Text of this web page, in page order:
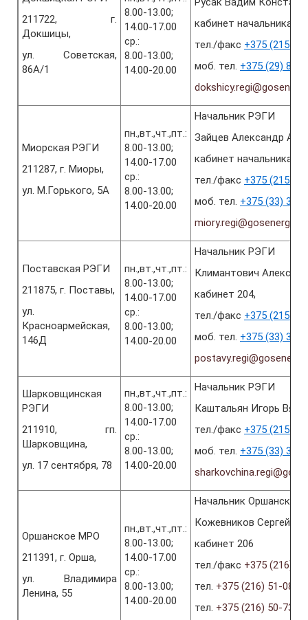
211722, г.
Докшицы,
ул. Советская,
86А/1
8.00-13.00;
14.00-17.00
ср.:
8.00-13.00;
14.00-20.00
кабинет начальника
тел./факс +375 (2157)
моб. тел. +375 (29)
Миорская РЭГИ
211287, г. Миоры,
ул. М.Горького, 5А
пн.,вт.,чт.,пт.:
8.00-13.00;
14.00-17.00
ср.:
8.00-13.00;
14.00-20.00
Начальник РЭГИ
Зайцев Александр
кабинет начальника
тел./факс +375 (2152)
моб. тел. +375 (33)
Поставская РЭГИ
211875, г. Поставы,
ул.
Красноармейская,
146Д
пн.,вт.,чт.,пт.:
8.00-13.00;
14.00-17.00
ср.:
8.00-13.00;
14.00-20.00
Начальник РЭГИ
Климантович
кабинет 204,
тел./факс +375 (2155)
моб. тел. +375 (33)
Шарковщинская
РЭГИ
211910, гп.
Шарковщина,
ул. 17 сентября, 78
пн.,вт.,чт.,пт.:
8.00-13.00;
14.00-17.00
ср.:
8.00-13.00;
14.00-20.00
Начальник РЭГИ
Каштальян Игорь
тел./факс +375 (2154)
моб. тел. +375 (33)
Оршанское МРО
211391, г. Орша,
ул. Владимира
Ленина, 55
пн.,вт.,чт.,пт.:
8.00-13.00;
14.00-17.00
ср.:
8.00-13.00;
14.00-20.00
Начальник
Кожевников Сергей
кабинет 206
тел./факс +375 (216)
тел. +375 (216) 51-08-68
тел. +375 (216) 50-73-25